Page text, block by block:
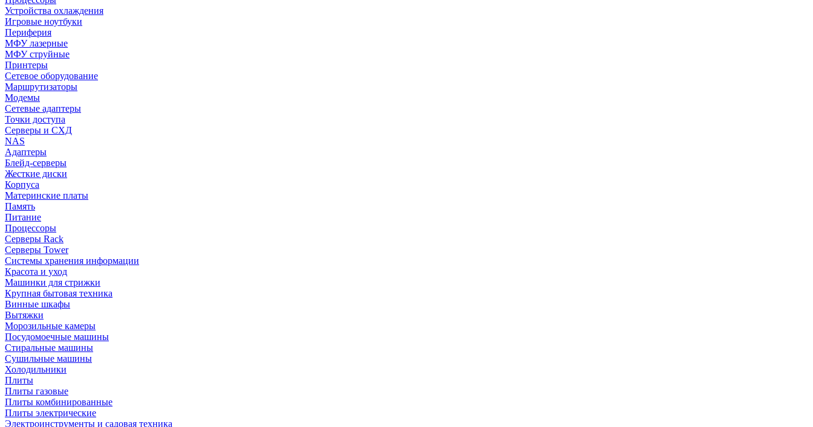
Устройства охлаждения
Игровые ноутбуки
Периферия
МФУ лазерные
МФУ струйные
Принтеры
Сетевое оборудование
Маршрутизаторы
Модемы
Сетевые адаптеры
Точки доступа
Серверы и СХД
NAS
Адаптеры
Блейд-серверы
Жесткие диски
Корпуса
Материнские платы
Память
Питание
Процессоры
Серверы Rack
Серверы Tower
Системы хранения информации
Красота и уход
Машинки для стрижки
Крупная бытовая техника
Винные шкафы
Вытяжки
Морозильные камеры
Посудомоечные машины
Стиральные машины
Сушильные машины
Холодильники
Плиты
Плиты газовые
Плиты комбинированные
Плиты электрические
Электроинструменты и садовая техника